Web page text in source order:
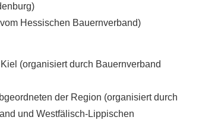
Hessischen Bauernverband)
(organisiert durch Bauernverband
der Region (organisiert durch
und Westfälisch-Lippischen